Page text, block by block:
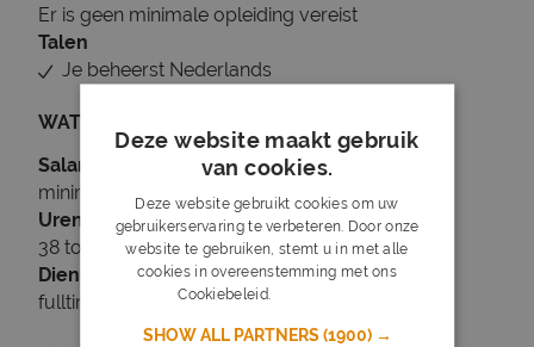
Er is geen minimale opleiding vereist
Talen
Je beheerst Nederlands
WAT WIJ BIEDEN
Salaris
minimaal € 15
Uren
38 tot 40 uur per week
Dienstverband
fulltime
Deze website maakt gebruik
van cookies.
Deze website gebruikt cookies om uw
gebruikerservaring te verbeteren. Door onze
website te gebruiken, stemt u in met alle
cookies in overeenstemming met ons
Cookiebeleid.
SHOW ALL PARTNERS(1900) →